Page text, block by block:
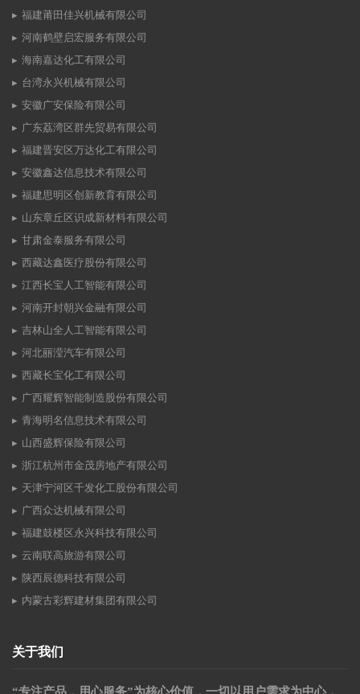
福建莆田佳兴机械有限公司
河南鹤壁启宏服务有限公司
海南嘉达化工有限公司
台湾永兴机械有限公司
安徽广安保险有限公司
广东荔湾区群先贸易有限公司
福建晋安区万达化工有限公司
安徽鑫达信息技术有限公司
福建思明区创新教育有限公司
山东章丘区识成新材料有限公司
甘肃金泰服务有限公司
西藏达鑫医疗股份有限公司
江西长宝人工智能有限公司
河南开封朝兴金融有限公司
吉林山全人工智能有限公司
河北丽滢汽车有限公司
西藏长宝化工有限公司
广西耀辉智能制造股份有限公司
青海明名信息技术有限公司
山西盛辉保险有限公司
浙江杭州市金茂房地产有限公司
天津宁河区千发化工股份有限公司
广西众达机械有限公司
福建鼓楼区永兴科技有限公司
云南联高旅游有限公司
陕西辰德科技有限公司
内蒙古彩辉建材集团有限公司
关于我们